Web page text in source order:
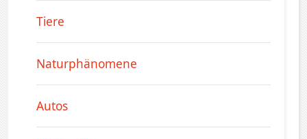
Tiere
Naturphänomene
Autos